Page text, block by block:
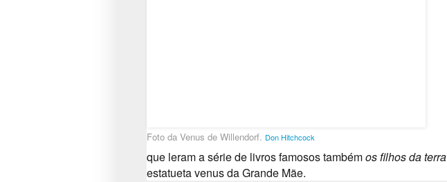
Foto da Venus de Willendorf. Don Hitchcock
que leram a série de livros famosos tambémos filhos da terra
estatueta venus da Grande Mãe.